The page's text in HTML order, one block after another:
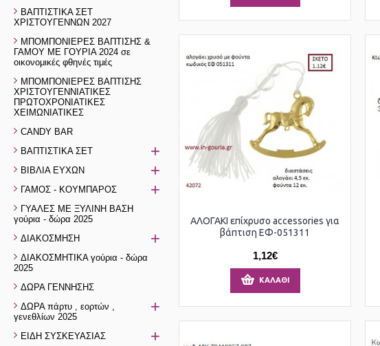
ΒΑΠΤΙΣΤΙΚΑ ΣΕΤ
ΧΡΙΣΤΟΥΓΕΝΝΩΝ 2027
ΜΠΟΜΠΟΝΙΕΡΕΣ ΒΑΠΤΙΣΗΣ &
ΓΑΜΟΥ ΜΕ ΓΟΥΡΙΑ 2024 σε
οικονομικές φθηνές τιμές
ΜΠΟΜΠΟΝΙΕΡΕΣ ΒΑΠΤΙΣΗΣ
ΧΡΙΣΤΟΥΓΕΝΝΙΑΤΙΚΕΣ
ΠΡΩΤΟΧΡΟΝΙΑΤΙΚΕΣ
ΧΕΙΜΩΝΙΑΤΙΚΕΣ
CANDY BAR
ΒΑΠΤΙΣΤΙΚΑ ΣΕΤ
+
ΒΙΒΛΙΑ ΕΥΧΩΝ +
ΓΑΜΟΣ - ΚΟΥΜΠΑΡΟΣ +
ΓΥΑΛΕΣ ΜΕ ΞΥΛΙΝΗ ΒΑΣΗ
γούρια - δώρα 2025
ΔΙΑΚΟΣΜΗΣΗ
+
ΔΙΑΚΟΣΜΗΤΙΚΑ γούρια - δώρα
2025
ΔΩΡΑ ΓΕΝΝΗΣΗΣ
ΔΩΡΑ πάρτυ , εορτών ,
γενεθλίων 2025
+
ΕΙΔΗ ΣΥΣΚΕΥΑΣΙΑΣ +
ΑΛΟΓΑΚΙ επίχρυσο accessories για
βάπτιση ΕΦ-051311
1,12€
ΚΑΛΆΘΙ